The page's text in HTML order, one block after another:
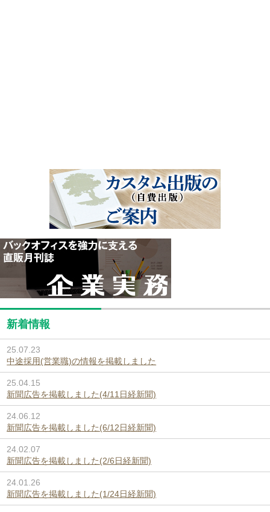
新着情報
25.07.23
中途採用(営業職)の情報を掲載しました
25.04.15
新聞広告を掲載しました(4/11日経新聞)
24.06.12
新聞広告を掲載しました(6/12日経新聞)
24.02.07
新聞広告を掲載しました(2/6日経新聞)
24.01.26
新聞広告を掲載しました(1/24日経新聞)